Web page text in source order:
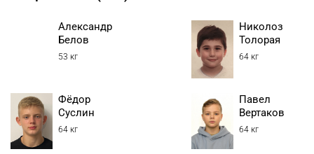
Александр
Белов
53 кг
Николоз
Толорая
64 кг
Фёдор
Суслин
64 кг
Павел
Вертаков
64 кг